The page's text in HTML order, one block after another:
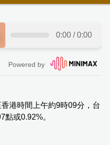
港時間上午約9時09分，台
或0.92%。